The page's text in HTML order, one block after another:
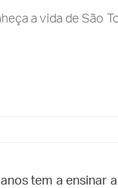
a vida de São
tem a ensinar